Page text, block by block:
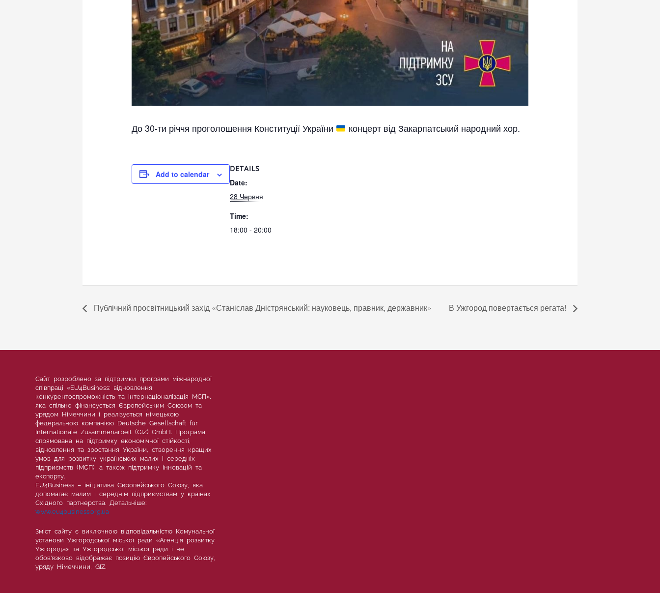
До 30-ти річчя проголошення Конституції України концерт від Закарпатський народний хор.
Add to calendar
DETAILS
Date:
28 Червня
Time:
18:00 - 20:00
Публічний просвітницький захід «Станіслав Дністрянський: науковець, правник, державник» В Ужгород повертається регата!
Сайт розроблено за підтримки програми міжнародної
співпраці «EU4Business: відновлення,
конкурентоспроможність та інтернаціоналізація МСП»,
яка спільно фінансується Європейським Союзом та
урядом Німеччини і реалізується німецькою
федеральною компанією Deutsche Gesellschaft für
Internationale Zusammenarbeit (GIZ) GmbH. Програма
спрямована на підтримку економічної стійкості,
відновлення та зростання України, створення кращих
умов для розвитку українських малих і середніх
підприємств (МСП), а також підтримку інновацій та
експорту.
EU4Business – ініціатива Європейського Союзу, яка
допомагає малим і середнім підприємствам у країнах
Східного партнерства. Детальніше:
www.eu4business.org.ua
Зміст сайту є виключною відповідальністю Комунальної
установи Ужгородської міської ради «Агенція розвитку
Ужгорода» та Ужгородської міської ради і не
обов’язково відображає позицію Європейського Союзу,
уряду Німеччини, GIZ.